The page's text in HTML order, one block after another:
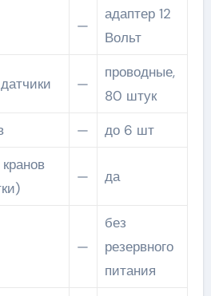
—
адаптер 12
Вольт
—
проводные,
80 штук
—
до 6 шт
— да
—
без
резервного
питания